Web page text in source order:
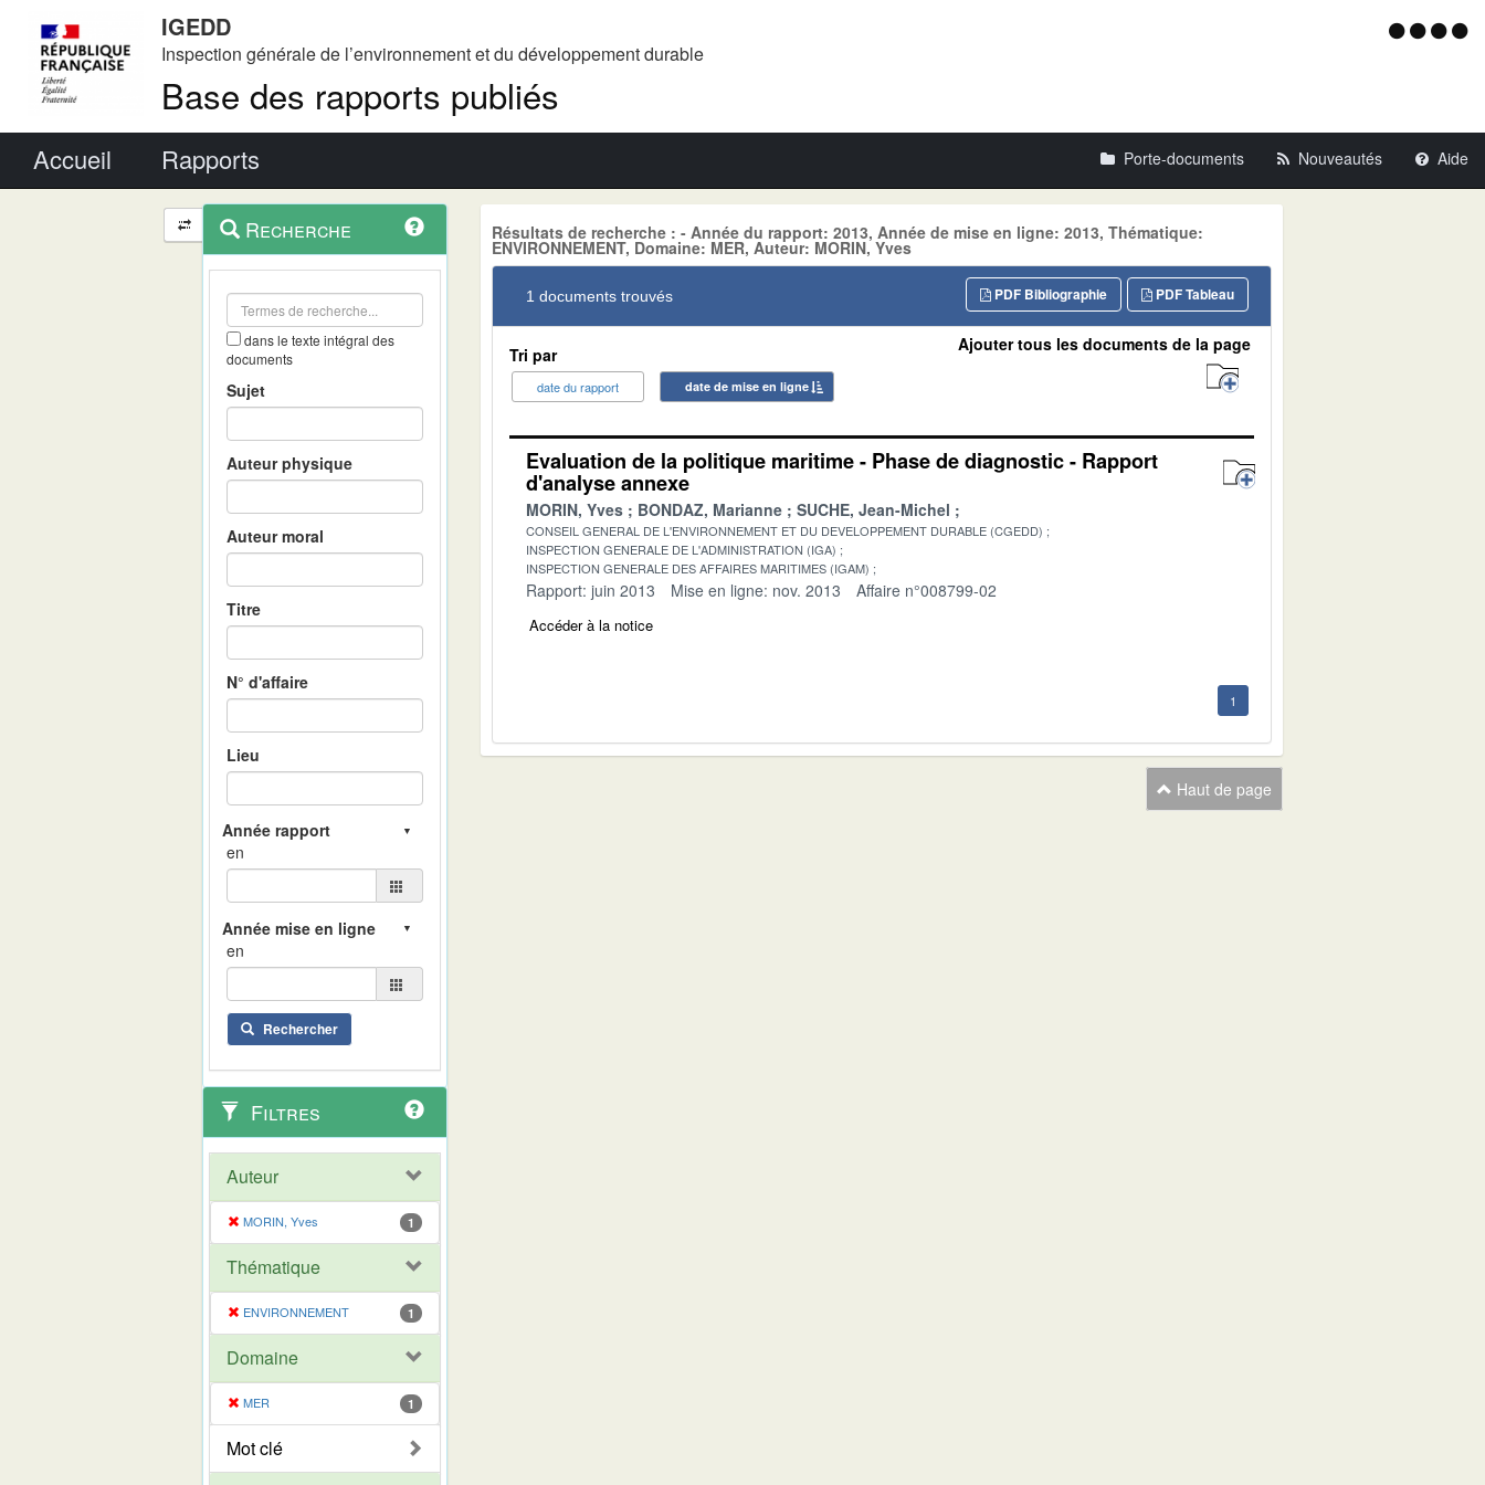
IGEDD
Inspection générale de l’environnement et du développement durable
Base des rapports publiés
Menu
Accueil Rapports Porte-documents Nouveautés Aide
Navigation
et
outils
contextuel
Recherche
dans le texte intégral des
documents
Sujet
Auteur physique
Auteur moral
Titre
N° d'affaire
Lieu
en
en
Rechercher
Filtres
Auteur
MORIN, Yves 1
Thématique
ENVIRONNEMENT 1
Domaine
MER 1
Mot clé
Résultats de recherche : - Année du rapport: 2013, Année de mise en ligne: 2013, Thématique:
ENVIRONNEMENT, Domaine: MER, Auteur: MORIN, Yves
1 documents trouvés PDF Tableau
PDF Bibliographie
Tri par
date du rapport date de mise en ligne
Ajouter tous les documents de la page
Evaluation de la politique maritime - Phase de diagnostic - Rapport
d'analyse annexe
MORIN, Yves BONDAZ, Marianne SUCHE, Jean-Michel
CONSEIL GENERAL DE L'ENVIRONNEMENT ET DU DEVELOPPEMENT DURABLE (CGEDD)
INSPECTION GENERALE DE L'ADMINISTRATION (IGA)
INSPECTION GENERALE DES AFFAIRES MARITIMES (IGAM)
Rapport: juin 2013 Mise en ligne: nov. 2013 Affaire n°008799-02
Accéder à la notice
1
Haut de page